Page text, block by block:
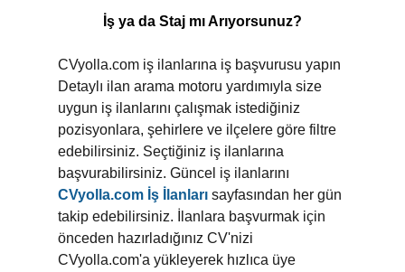
İş ya da Staj mı Arıyorsunuz?
CVyolla.com iş ilanlarına iş başvurusu yapın
Detaylı ilan arama motoru yardımıyla size
uygun iş ilanlarını çalışmak istediğiniz
pozisyonlara, şehirlere ve ilçelere göre filtre
edebilirsiniz. Seçtiğiniz iş ilanlarına
başvurabilirsiniz. Güncel iş ilanlarını
CVyolla.com İş İlanları sayfasından her gün
takip edebilirsiniz. İlanlara başvurmak için
önceden hazırladığınız CV'nizi
CVyolla.com'a yükleyerek hızlıca üye